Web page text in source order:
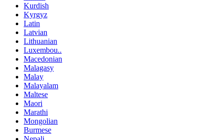
Kurdish
Kyrgyz
Latin
Latvian
Lithuanian
Luxembou..
Macedonian
Malagasy
Malay
Malayalam
Maltese
Maori
Marathi
Mongolian
Burmese